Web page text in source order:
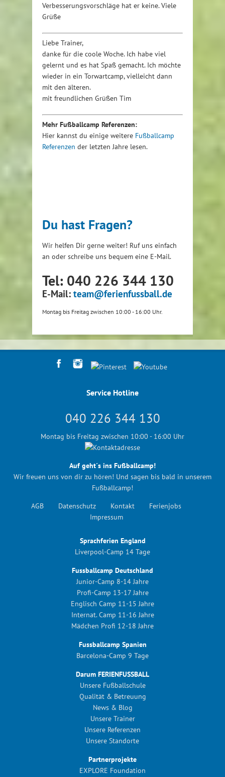
Verbesserungsvorschläge hat er keine. Viele
Grüße
Liebe Trainer,
danke für die coole Woche. Ich habe viel
gelernt und es hat Spaß gemacht. Ich möchte
wieder in ein Torwartcamp, vielleicht dann
mit den älteren.
mit freundlichen Grüßen Tim
Mehr Fußballcamp Referenzen:
Hier kannst du einige weitere Fußballcamp
Referenzen der letzten Jahre lesen.
Du hast Fragen?
Wir helfen Dir gerne weiter! Ruf uns einfach
an oder schreibe uns bequem eine E-Mail.
Tel: 040 226 344 130
E-Mail: team@ferienfussball.de
Montag bis Freitag zwischen 10:00 - 16:00 Uhr.
Service Hotline
040 226 344 130
Montag bis Freitag zwischen 10:00 - 16:00 Uhr
Auf geht´s ins Fußballcamp!
Wir freuen uns von dir zu hören! Und sagen bis bald in unserem
Fußballcamp!
AGB
Datenschutz Kontakt
Ferienjobs
Impressum
Sprachferien England
Liverpool-Camp 14 Tage
Fussballcamp Deutschland
Junior-Camp 8-14 Jahre
Profi-Camp 13-17 Jahre
Englisch Camp 11-15 Jahre
Internat. Camp 11-16 Jahre
Mädchen Profi 12-18 Jahre
Fussballcamp Spanien
Barcelona-Camp 9 Tage
Darum FERIENFUSSBALL
Unsere Fußballschule
Qualität & Betreuung
News & Blog
Unsere Trainer
Unsere Referenzen
Unsere Standorte
Partnerprojekte
EXPLORE Foundation